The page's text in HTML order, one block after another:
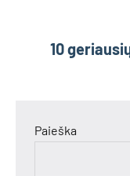
10
Paieška